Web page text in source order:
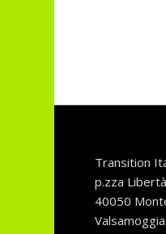
Transition
p.zza
40050
Valsamoggia